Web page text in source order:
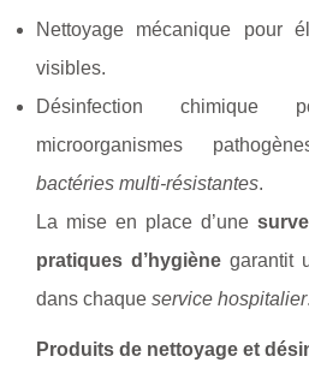
Nettoyage mécanique pour
visibles.
Désinfection chimique
microorganismes
bactéries multi-résistantes.
La mise en place d’une
pratiques d’hygiènegarantit
dans chaque service hospitalier.
Produits de nettoyage et